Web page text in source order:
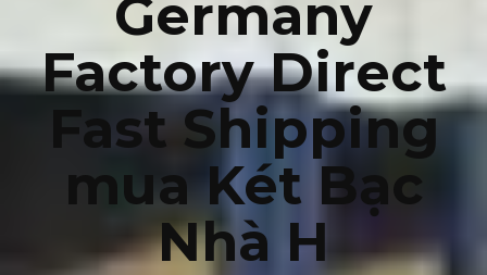
Germany
Factory Direct
Fast Shipping
mua Két Bạc
Nhà H